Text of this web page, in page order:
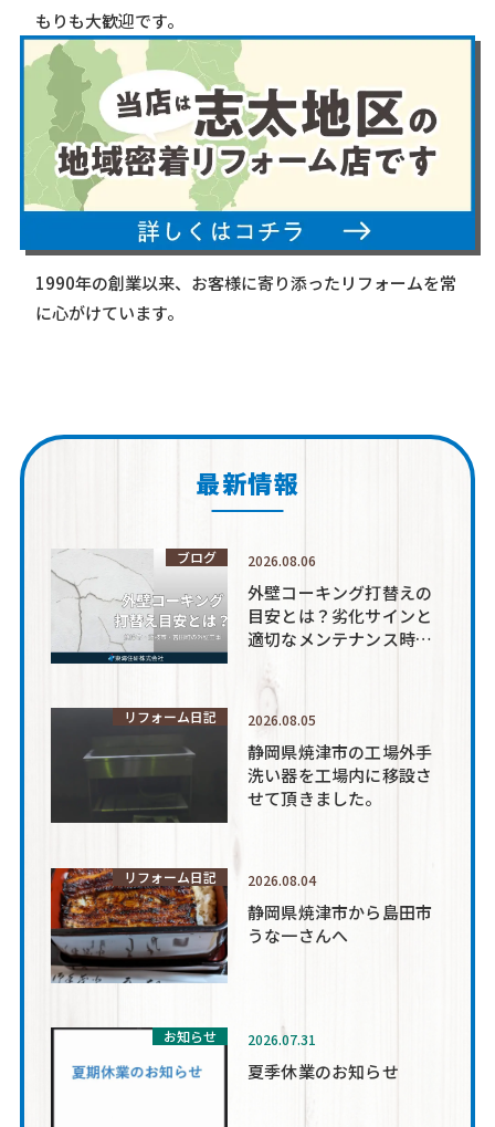
もりも大歓迎です。
1990年の創業以来、お客様に寄り添ったリフォームを常
に心がけています。
最新情報
ブログ 2026.08.06
外壁コーキング打替えの
目安とは？劣化サインと
適切なメンテナンス時期
リフォーム日記 2026.08.05
静岡県焼津市の工場外手
洗い器を工場内に移設さ
せて頂きました。
リフォーム日記 2026.08.04
静岡県焼津市から島田市
うな一さんへ
お知らせ 2026.07.31
夏季休業のお知らせ